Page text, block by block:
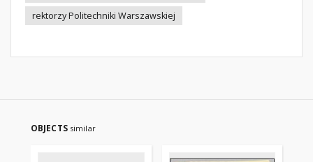
rektorzy Politechniki Warszawskiej
OBJECTS similar